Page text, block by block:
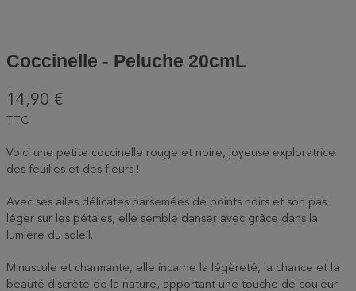
Coccinelle - Peluche 20cmL
14,90 €
TTC
Voici une petite coccinelle rouge et noire, joyeuse exploratrice
des feuilles et des fleurs !
Avec ses ailes délicates parsemées de points noirs et son pas
léger sur les pétales, elle semble danser avec grâce dans la
lumière du soleil.
Minuscule et charmante, elle incarne la légèreté, la chance et la
beauté discrète de la nature, apportant une touche de couleur